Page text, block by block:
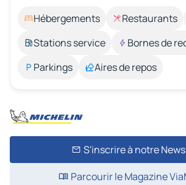
Hébergements Restaurants
Stations service
Bornes de
Parkings
Aires de repos
S'inscrire à notre
Parcourir le Magazine